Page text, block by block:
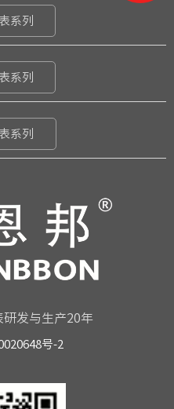
系列
系列
系列
研发与生产20年
号-2